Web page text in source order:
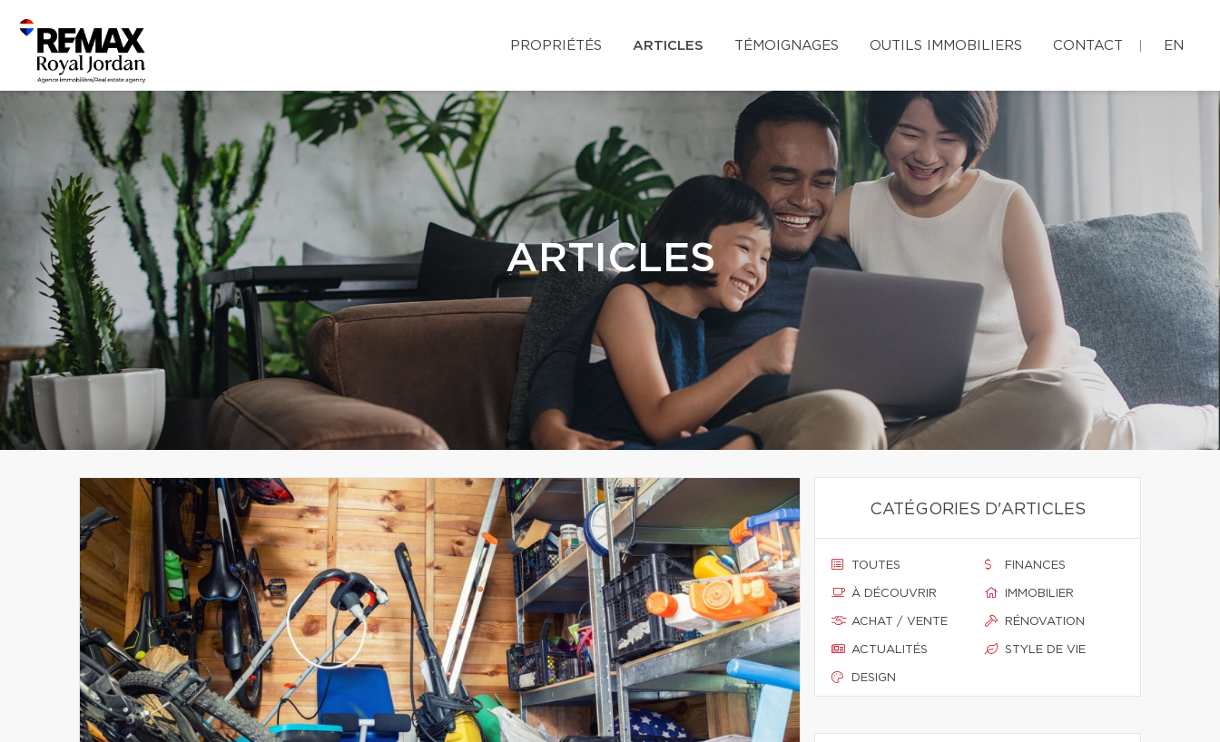
PROPRIÉTÉS ARTICLES TÉMOIGNAGES OUTILS IMMOBILIERS CONTACT EN
ARTICLES
CATÉGORIES D'ARTICLES
TOUTES
À DÉCOUVRIR
ACHAT / VENTE
ACTUALITÉS
DESIGN
FINANCES
IMMOBILIER
RÉNOVATION
STYLE DE VIE